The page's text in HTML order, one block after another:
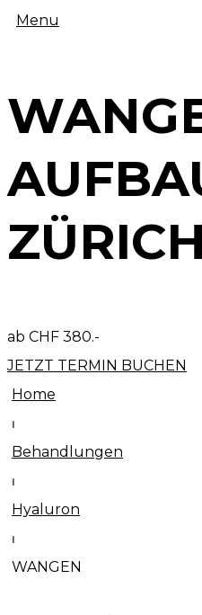
Menu
ZÜRICH
ab CHF 380.-
JETZT TERMIN BUCHEN
Home
⏐
Behandlungen
⏐
Hyaluron
⏐
WANGEN